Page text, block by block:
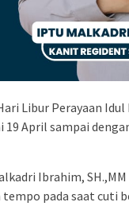
Libur Perayaan Idul
April sampai
Ibrahim,
pada saat cuti